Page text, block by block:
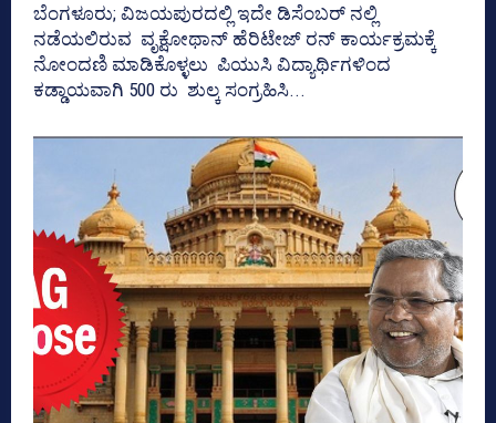
ಬೆಂಗಳೂರು; ವಿಜಯಪುರದಲ್ಲಿ ಇದೇ ಡಿಸೆಂಬರ್‍‌ ನಲ್ಲಿ
ನಡೆಯಲಿರುವ ವೃಕ್ಷೋಥಾನ್‌ ಹೆರಿಟೇಜ್‌ ರನ್‌ ಕಾರ್ಯಕ್ರಮಕ್ಕೆ
ನೋಂದಣಿ ಮಾಡಿಕೊಳ್ಳಲು ಪಿಯುಸಿ ವಿದ್ಯಾರ್ಥಿಗಳಿಂದ
ಕಡ್ಡಾಯವಾಗಿ 500 ರು ಶುಲ್ಕ ಸಂಗ್ರಹಿಸಿ...